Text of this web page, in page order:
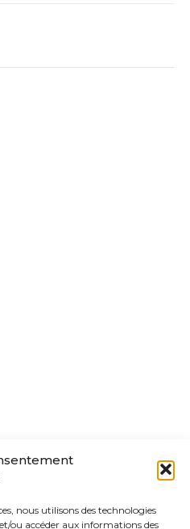
nous utilisons des technologies
ou accéder aux informations des